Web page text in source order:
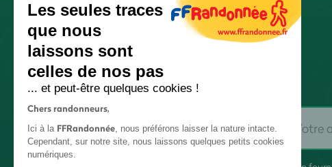
Les seules traces
que nous
laissons sont
celles de nos pas
... et peut-être quelques cookies !
Chers randonneurs,
Ici à la FFRandonnée, nous préférons laisser la nature intacte.
Cependant, sur notre site, nous laissons quelques petits cookies
numériques.